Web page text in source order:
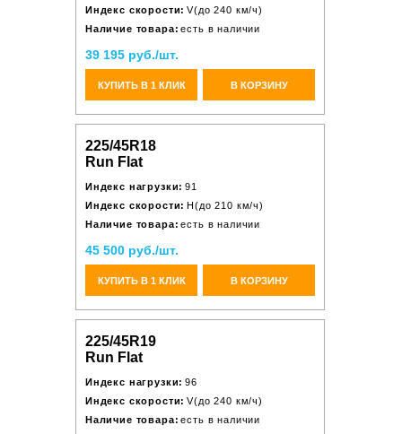
Индекс скорости: V(до 240 км/ч)
Наличие товара: есть в наличии
39 195 руб./шт.
КУПИТЬ В 1 КЛИК В КОРЗИНУ
225/45R18
Run Flat
Индекс нагрузки: 91
Индекс скорости: H(до 210 км/ч)
Наличие товара: есть в наличии
45 500 руб./шт.
КУПИТЬ В 1 КЛИК В КОРЗИНУ
225/45R19
Run Flat
Индекс нагрузки: 96
Индекс скорости: V(до 240 км/ч)
Наличие товара: есть в наличии